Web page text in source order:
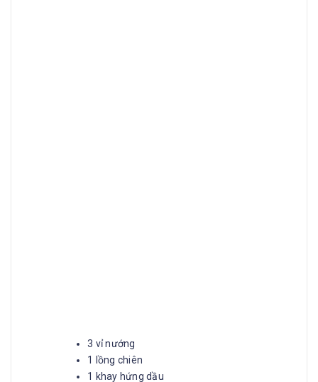
3 vỉ nướng
1 lồng chiên
1 khay hứng dầu